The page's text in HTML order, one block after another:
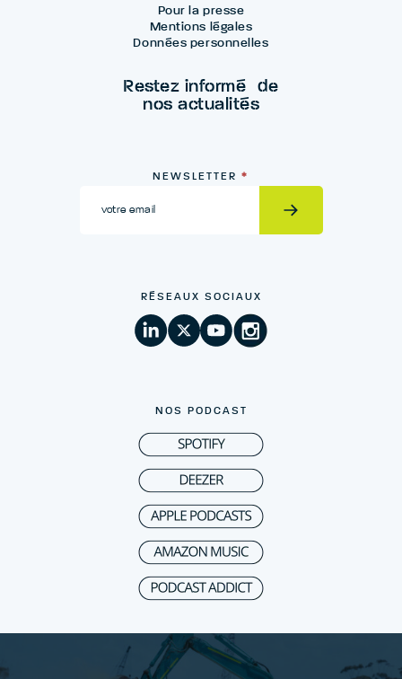
Pour la presse
Mentions légales
Données personnelles
Restez informé de
nos actualités
NewsletterNEWSLETTER *
RÉSEAUX SOCIAUX
NOS PODCAST